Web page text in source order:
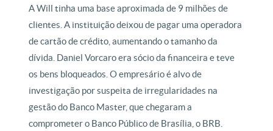
A Will tinha uma base aproximada de 9 milhões de
clientes. A instituição deixou de pagar uma operadora
de cartão de crédito, aumentando o tamanho da
dívida. Daniel Vorcaro era sócio da financeira e teve
os bens bloqueados. O empresário é alvo de
investigação por suspeita de irregularidades na
gestão do Banco Master, que chegaram a
comprometer o Banco Público de Brasília, o BRB.